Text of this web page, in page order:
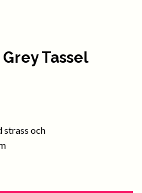
Tassel
strass och